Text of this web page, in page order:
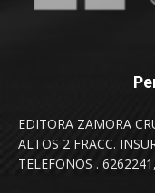
EDITORA ZAMORA
ALTOS 2 FRACC.
TELEFONOS .